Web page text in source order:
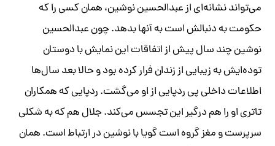
می‌تواند نشانه‌ای از عبدالحسین نوشین، همان کسی را که
حکومت به دنبالش است به آنها بدهد. چون عبدالحسین
نوشین چند سال پیش از اتفاقات این نمایش با دوستان
توده‌ایش به زیبایی از زندان فرار کرده بود و حالا بعد سال‌ها
اطلاعات داخلی پی ردپایی از او می‌گشت. ردپایی که همکاران
تاتری‌ او را هم درگیر این تجسس می‌کند. جلال هم که به شکلی
سرپرست و مغز گروه است گویا با نوشین در ارتباط است. همان